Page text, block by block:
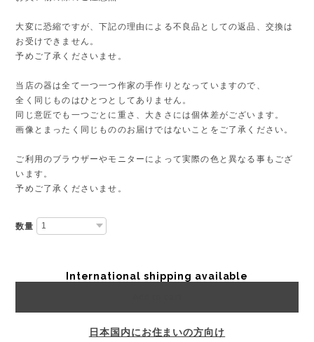
大変に恐縮ですが、下記の理由による不良品としての返品、交換は
お受けできません。
予めご了承くださいませ。
当店の器は全て一つ一つ作家の手作りとなっていますので、
全く同じものはひとつとしてありません。
同じ意匠でも一つごとに重さ、大きさには個体差がございます。
画像とまったく同じもののお届けではないことをご了承ください。
ご利用のブラウザーやモニターによって実際の色と異なる事もござ
います。
予めご了承くださいませ。
数量
International shipping available
日本国内にお住まいの方向け